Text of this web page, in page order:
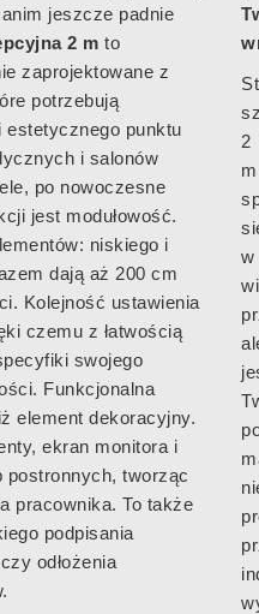
jeszcze padnie
2 m to
zaprojektowane z
potrzebują
estetycznego punktu
i salonów
po nowoczesne
jest modułowość.
niskiego i
dają aż 200 cm
Kolejność ustawienia
czemu z łatwością
swojego
Funkcjonalna
element dekoracyjny.
ekran monitora i
postronnych, tworząc
pracownika. To także
podpisania
odłożenia
2
m
w